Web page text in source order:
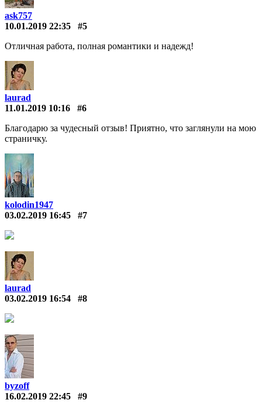
ask757
10.01.2019 22:35
#5
Отличная работа, полная романтики и надежд!
laurad
11.01.2019 10:16
#6
Благодарю за чудесный отзыв! Приятно, что заглянули на мою
страничку.
kolodin1947
03.02.2019 16:45
#7
laurad
03.02.2019 16:54
#8
byzoff
16.02.2019 22:45
#9